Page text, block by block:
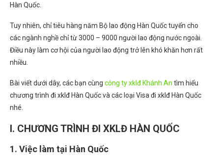
Hàn Quốc.
Tuy nhiên, chỉ tiêu hàng năm Bộ lao động Hàn Quốc tuyển cho
các ngành nghề chỉ từ 3000 – 9000 người lao động nước ngoài.
Điều này làm cơ hội của người lao động trở lên khó khăn hơn rất
nhiều.
Bài viết dưới dây, các bạn cùng công ty xklđ Khánh An tìm hiểu
chương trình đi xklđ Hàn Quốc và các loại Visa đi xklđ Hàn Quốc
nhé.
I. CHƯƠNG TRÌNH ĐI XKLĐ HÀN QUỐC
1. Việc làm tại Hàn Quốc